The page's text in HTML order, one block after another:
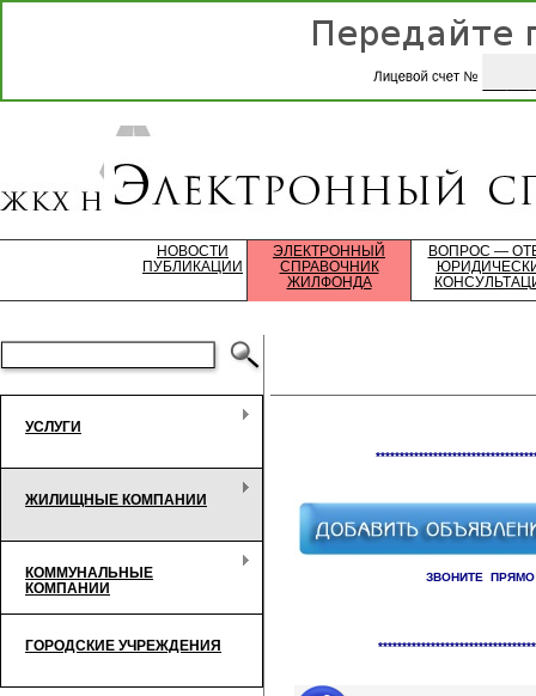
НОВОСТИ
ПУБЛИКАЦИИ
ЭЛЕКТРОННЫЙ
СПРАВОЧНИК
ЖИЛФОНДА
ВОПРОС —
УСЛУГИ
ЖИЛИЩНЫЕ КОМПАНИИ
КОММУНАЛЬНЫЕ
КОМПАНИИ
ГОРОДСКИЕ УЧРЕЖДЕНИЯ
ЗВОНИТЕ
Справочник